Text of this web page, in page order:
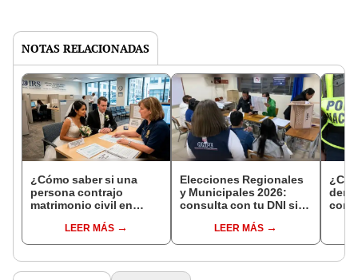
NOTAS RELACIONADAS
¿Cómo saber si una
persona contrajo
matrimonio civil en
LEER MÁS
Elecciones Regionales
y Municipales 2026:
consulta con tu DNI si
de mesa para este 4 de
octubre en el link oficial
LEER MÁS
con